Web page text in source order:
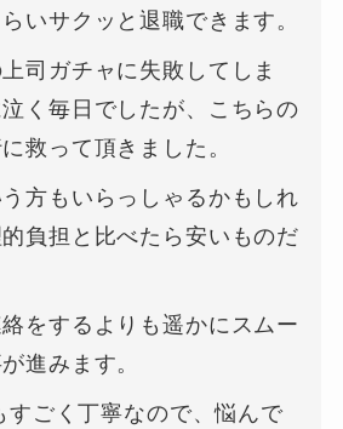
いサクッと退職できます。
司ガチャに失敗してしま
く毎日でしたが、こちらの
救って頂きました。
方もいらっしゃるかもしれ
負担と比べたら安いものだ
をするよりも遥かにスムー
進みます。
すごく丁寧なので、悩んで